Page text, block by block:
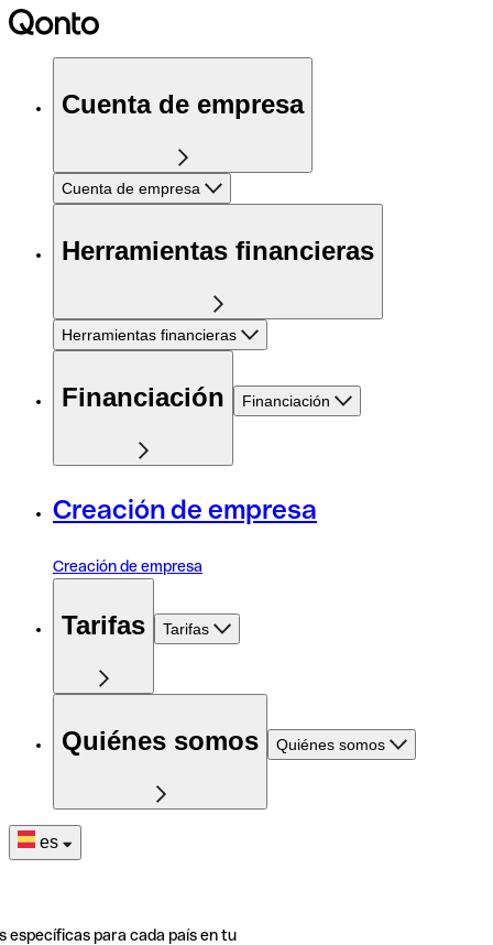
Cuenta de empresa
Cuenta de empresa
Herramientas financieras
Herramientas financieras
Financiación Financiación
Creación de empresa
Creación de empresa
Tarifas Tarifas
Quiénes somos Quiénes somos
es
específicas para cada país en tu